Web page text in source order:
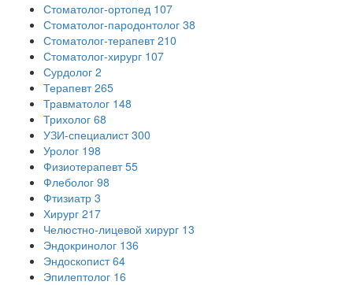
Стоматолог-ортопед 107
Стоматолог-пародонтолог 38
Стоматолог-терапевт 210
Стоматолог-хирург 107
Сурдолог 2
Терапевт 265
Травматолог 148
Трихолог 68
УЗИ-специалист 300
Уролог 198
Физиотерапевт 55
Флеболог 98
Фтизиатр 3
Хирург 217
Челюстно-лицевой хирург 13
Эндокринолог 136
Эндоскопист 64
Эпилептолог 16